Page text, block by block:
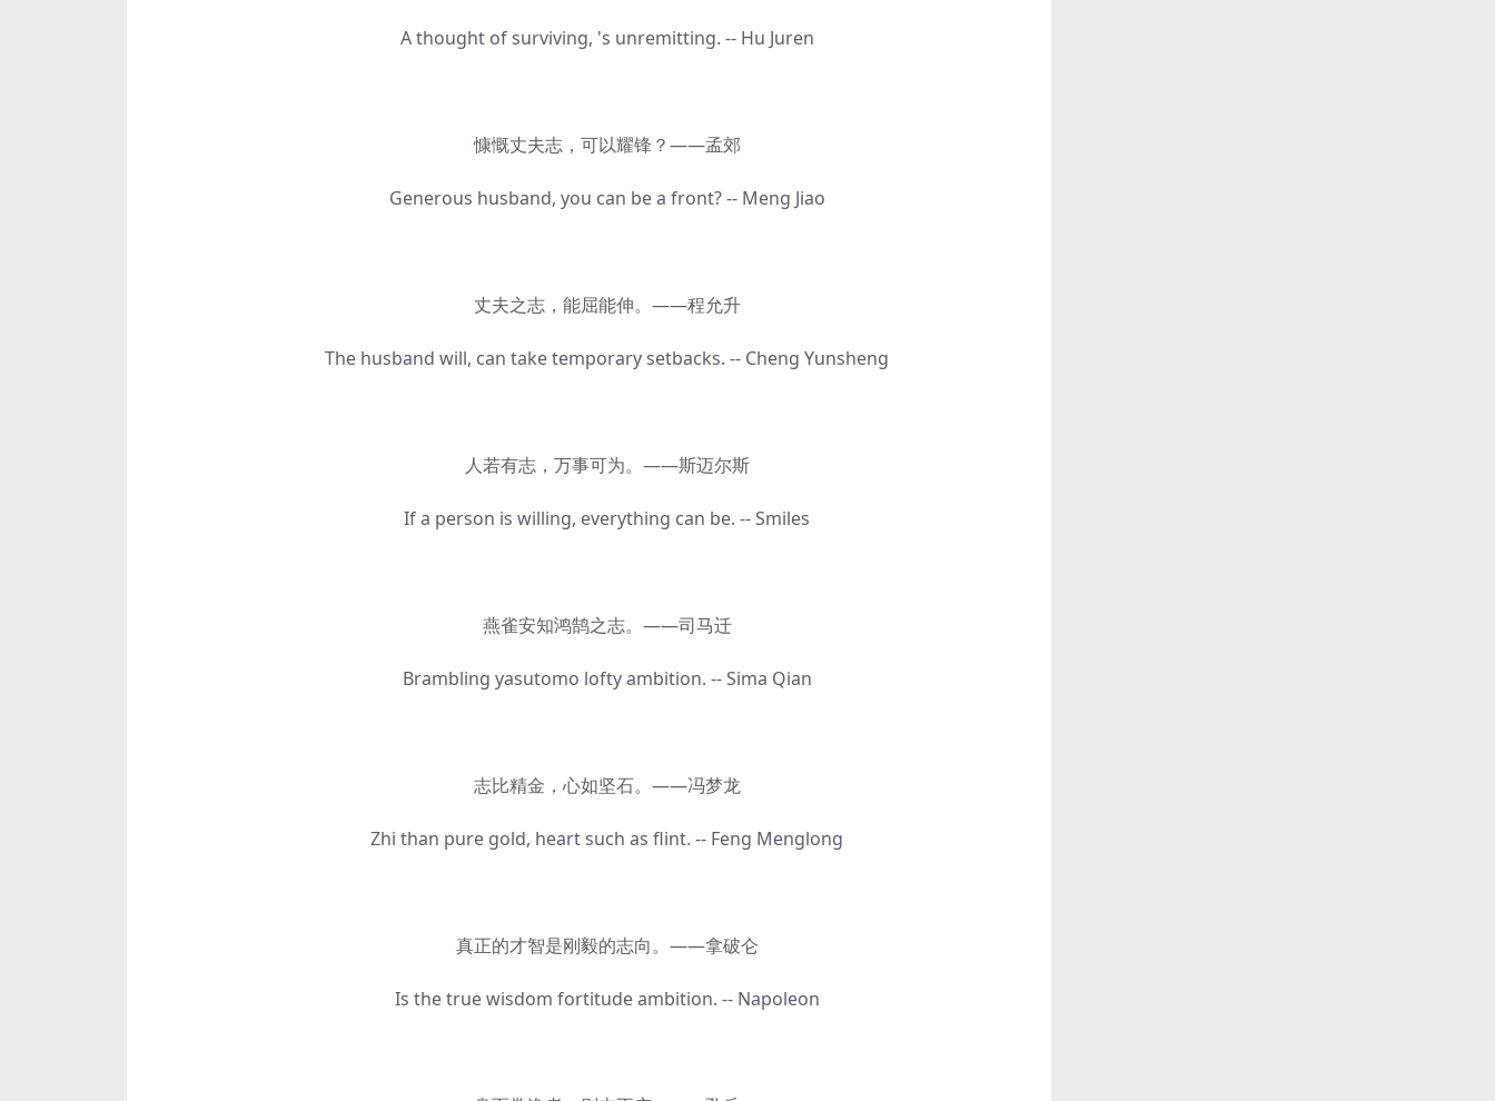
A thought of surviving, 's unremitting. -- Hu Juren
慷慨丈夫志，可以耀锋？——孟郊
Generous husband, you can be a front? -- Meng Jiao
丈夫之志，能屈能伸。——程允升
The husband will, can take temporary setbacks. -- Cheng Yunsheng
人若有志，万事可为。——斯迈尔斯
If a person is willing, everything can be. -- Smiles
燕雀安知鸿鹄之志。——司马迁
Brambling yasutomo lofty ambition. -- Sima Qian
志比精金，心如坚石。——冯梦龙
Zhi than pure gold, heart such as flint. -- Feng Menglong
真正的才智是刚毅的志向。——拿破仑
Is the true wisdom fortitude ambition. -- Napoleon